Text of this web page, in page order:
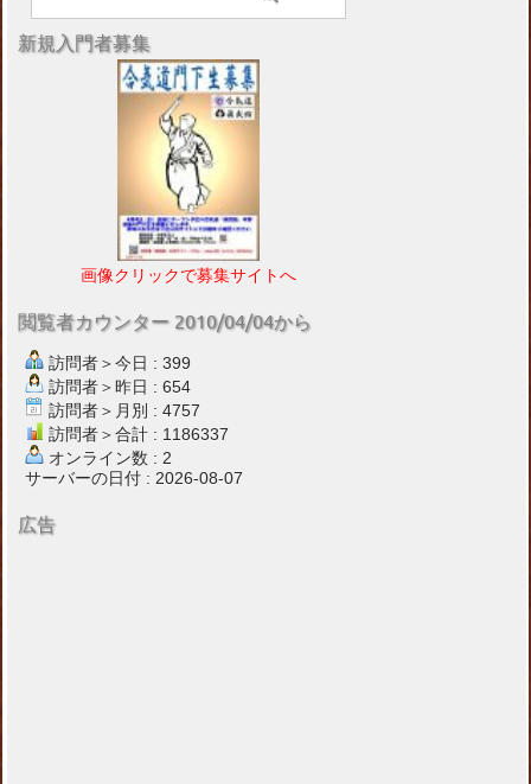
新規入門者募集
画像クリックで募集サイトへ
閲覧者カウンター 2010/04/04から
訪問者＞今日 : 399
訪問者＞昨日 : 654
訪問者＞月別 : 4757
訪問者＞合計 : 1186337
オンライン数 : 2
サーバーの日付 : 2026-08-07
広告